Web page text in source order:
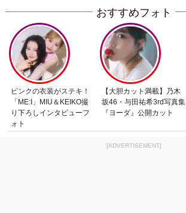
おすすめフォト
ピンクの衣装がステキ！
「ME:I」MIU＆KEIKO撮
り下ろしインタビューフ
ォト
【大胆カット満載】乃木
坂46・与田祐希3rd写真集
『ヨーダ』公開カット
[ADVERTISEMENT]